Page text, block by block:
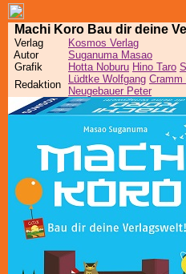
Machi Koro Bau dir deine
Verlag
Kosmos Verlag
Autor
Suganuma Masao
Grafik
Hotta Noburu Hino Taro
Redaktion
Lüdtke Wolfgang
Neugebauer Peter